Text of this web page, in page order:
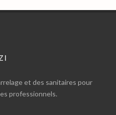
et des sanitaires pour
professionnels.